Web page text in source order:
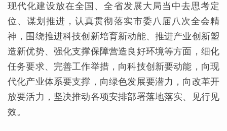
现代化建设放在全国、全省发展大局当中去思考定
位、谋划推进，认真贯彻落实市委八届八次全会精
神，围绕推进科技创新培育新动能、推进产业创新塑
造新优势、强化支撑保障营造良好环境等方面，细化
任务要求、完善工作举措，向科技创新要动能，向现
代化产业体系要支撑，向绿色发展要潜力，向改革开
放要活力，坚决推动各项安排部署落地落实、见行见
效。